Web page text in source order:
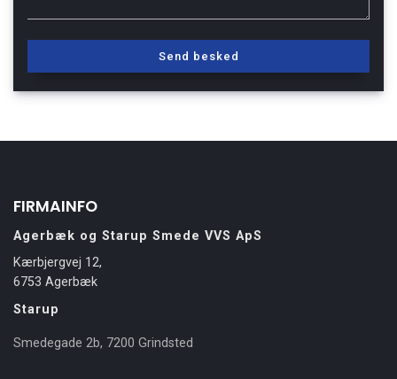
FIRMAINFO
Agerbæk og Starup Smede VVS ApS
Kærbjergvej 12,
6753 Agerbæk
Starup
Smedegade 2b, 7200 Grindsted